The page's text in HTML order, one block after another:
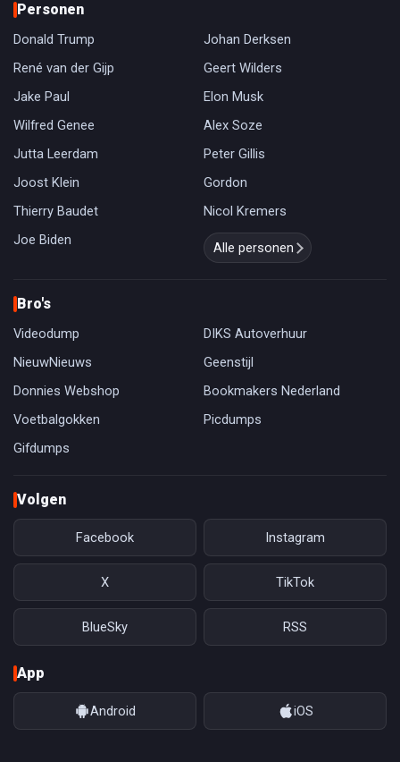
Personen
Donald Trump
Johan Derksen
René van der Gijp
Geert Wilders
Jake Paul
Elon Musk
Wilfred Genee
Alex Soze
Jutta Leerdam
Peter Gillis
Joost Klein
Gordon
Thierry Baudet
Nicol Kremers
Joe Biden
Alle personen
Bro's
Videodump
DIKS Autoverhuur
NieuwNieuws
Geenstijl
Donnies Webshop
Bookmakers Nederland
Voetbalgokken
Picdumps
Gifdumps
Volgen
Facebook Instagram
X TikTok
BlueSky RSS
App
Android iOS